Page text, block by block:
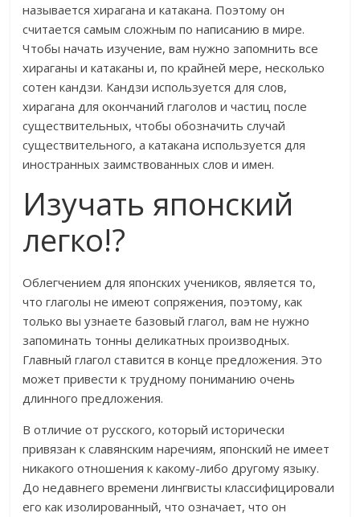
называется хирагана и катакана. Поэтому он
считается самым сложным по написанию в мире.
Чтобы начать изучение, вам нужно запомнить все
хираганы и катаканы и, по крайней мере, несколько
сотен кандзи. Кандзи используется для слов,
хирагана для окончаний глаголов и частиц после
существительных, чтобы обозначить случай
существительного, а катакана используется для
иностранных заимствованных слов и имен.
Изучать японский
легко!?
Облегчением для японских учеников, является то,
что глаголы не имеют сопряжения, поэтому, как
только вы узнаете базовый глагол, вам не нужно
запоминать тонны деликатных производных.
Главный глагол ставится в конце предложения. Это
может привести к трудному пониманию очень
длинного предложения.
В отличие от русского, который исторически
привязан к славянским наречиям, японский не имеет
никакого отношения к какому-либо другому языку.
До недавнего времени лингвисты классифицировали
его как изолированный, что означает, что он